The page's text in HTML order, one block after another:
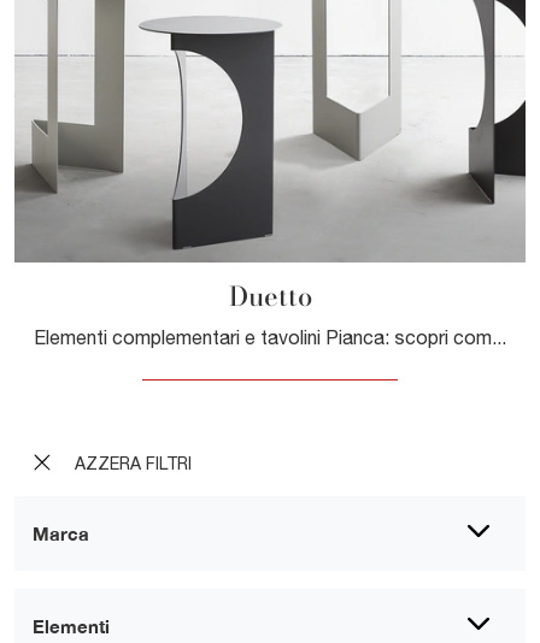
AZZERA FILTRI
Marca
Elementi
Duetto